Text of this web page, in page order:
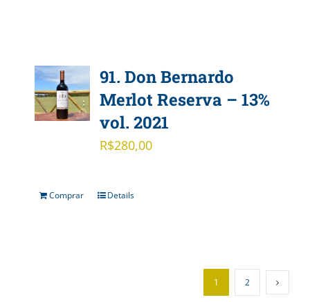
91. Don Bernardo
Merlot Reserva – 13%
vol. 2021
R$280,00
Comprar Details
1 2